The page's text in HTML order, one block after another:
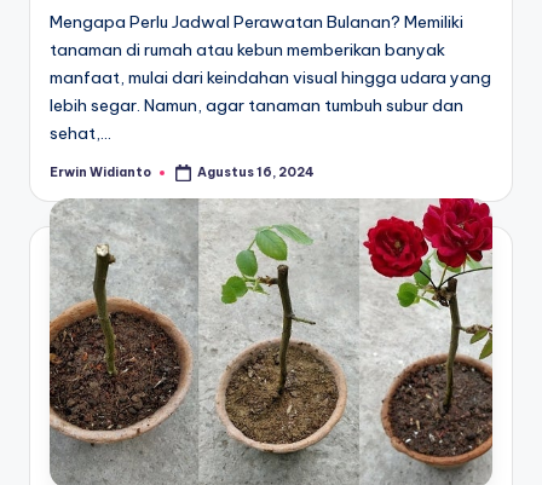
Mengapa Perlu Jadwal Perawatan Bulanan? Memiliki
tanaman di rumah atau kebun memberikan banyak
manfaat, mulai dari keindahan visual hingga udara yang
lebih segar. Namun, agar tanaman tumbuh subur dan
sehat,…
Posted
Erwin Widianto Agustus 16, 2024